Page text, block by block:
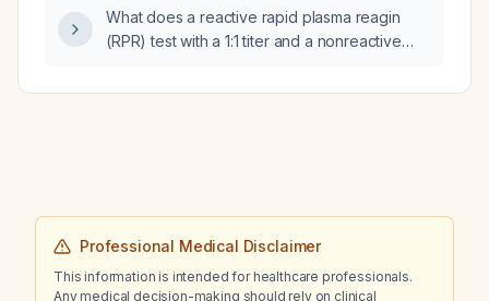
What does a reactive rapid plasma reagin
(RPR) test with a 1:1 titer and a nonreactive
should it be managed?
Professional Medical Disclaimer
This information is intended for healthcare professionals.
Any medical decision-making should rely on clinical